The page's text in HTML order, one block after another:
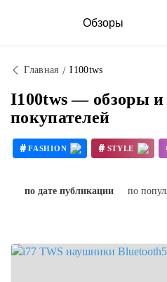
Обзоры
Главная I100tws
I100tws — обзоры
покупателей
# FASHION # STYLE
по дате публикации по